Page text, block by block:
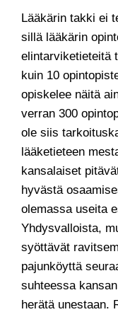
Lääkärin takki ei
sillä lääkärin
elintarviketieteitä
kuin 10
opiskelee näitä
verran 300
ole siis
lääketieteen
kansalaiset
hyvästä
olemassa useita
Yhdysvalloista,
syöttävät
pajunköyttä
suhteessa
herätä unestaan.